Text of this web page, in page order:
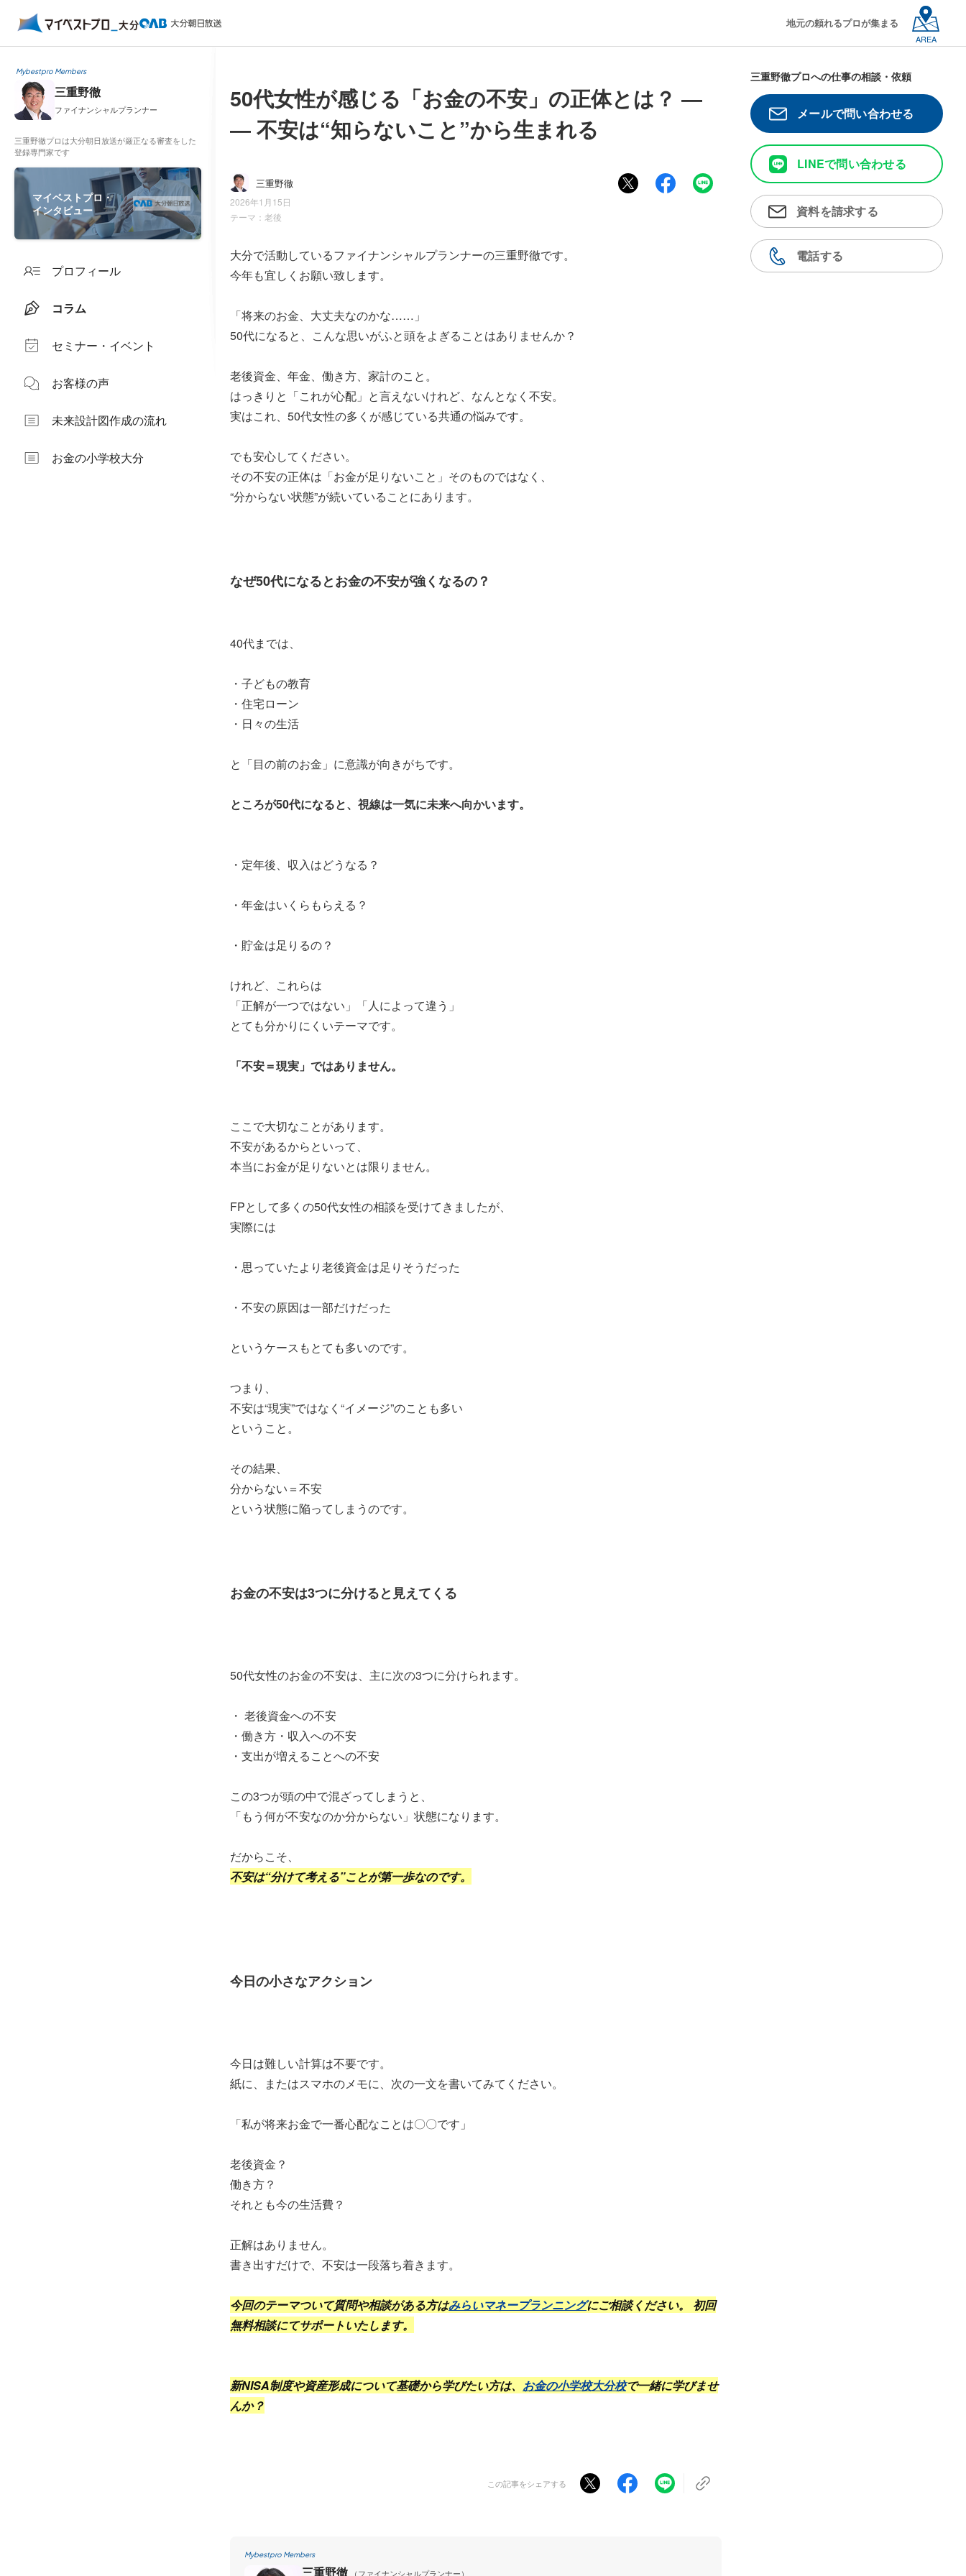
地元の頼れるプロが集まる
AREA
Mybestpro Members
三重野徹
ファイナンシャルプランナー
三重野徹プロは大分朝日放送が厳正なる審査をした
登録専門家です
マイベストプロ・
インタビュー
プロフィール
コラム
セミナー・イベント
お客様の声
未来設計図作成の流れ
お金の小学校大分
50代女性が感じる「お金の不安」の正体とは？ ―
― 不安は“知らないこと”から生まれる
三重野徹
2026年1月15日
テーマ： 老後
大分で活動しているファイナンシャルプランナーの三重野徹です。
今年も宜しくお願い致します。
「将来のお金、大丈夫なのかな……」
50代になると、こんな思いがふと頭をよぎることはありませんか？
老後資金、年金、働き方、家計のこと。
はっきりと「これが心配」と言えないけれど、なんとなく不安。
実はこれ、50代女性の多くが感じている共通の悩みです。
でも安心してください。
その不安の正体は「お金が足りないこと」そのものではなく、
“分からない状態”が続いていることにあります。
なぜ50代になるとお金の不安が強くなるの？
40代までは、
・子どもの教育
・住宅ローン
・日々の生活
と「目の前のお金」に意識が向きがちです。
ところが50代になると、視線は一気に未来へ向かいます。
・定年後、収入はどうなる？
・年金はいくらもらえる？
・貯金は足りるの？
けれど、これらは
「正解が一つではない」「人によって違う」
とても分かりにくいテーマです。
「不安＝現実」ではありません。
ここで大切なことがあります。
不安があるからといって、
本当にお金が足りないとは限りません。
FPとして多くの50代女性の相談を受けてきましたが、
実際には
・思っていたより老後資金は足りそうだった
・不安の原因は一部だけだった
というケースもとても多いのです。
つまり、
不安は“現実”ではなく“イメージ”のことも多い
ということ。
その結果、
分からない＝不安
という状態に陥ってしまうのです。
お金の不安は3つに分けると見えてくる
50代女性のお金の不安は、主に次の3つに分けられます。
・ 老後資金への不安
・働き方・収入への不安
・支出が増えることへの不安
この3つが頭の中で混ざってしまうと、
「もう何が不安なのか分からない」状態になります。
だからこそ、
不安は“分けて考える”ことが第一歩なのです。
今日の小さなアクション
今日は難しい計算は不要です。
紙に、またはスマホのメモに、次の一文を書いてみてください。
「私が将来お金で一番心配なことは〇〇です」
老後資金？
働き方？
それとも今の生活費？
正解はありません。
書き出すだけで、不安は一段落ち着きます。
今回のテーマついて質問や相談がある方はみらいマネープランニングにご相談ください。 初回
無料相談にてサポートいたします。
新NISA制度や資産形成について基礎から学びたい方は、 お金の小学校大分校で一緒に学びませ
んか？
この記事をシェアする
Mybestpro Members
三重野徹 （ファイナンシャルプランナー）
三重野徹プロへの仕事の相談・依頼
メールで問い合わせる
LINEで問い合わせる
資料を請求する
電話する